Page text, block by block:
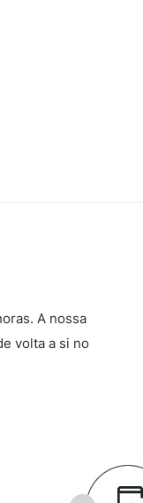
A nossa
volta a si no